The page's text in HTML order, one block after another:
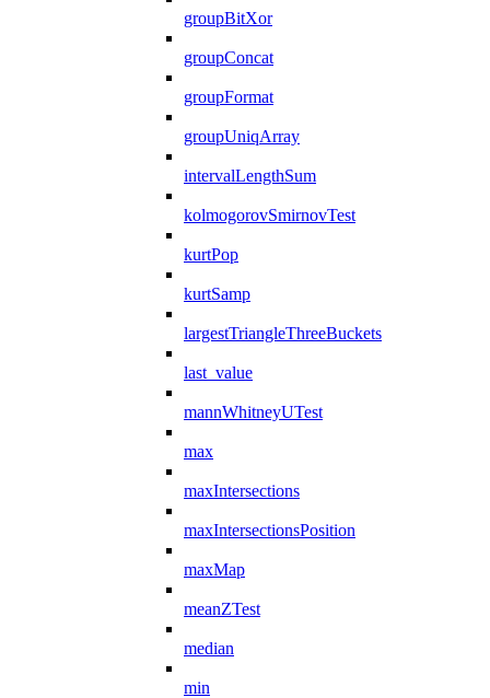
groupBitXor
groupConcat
groupFormat
groupUniqArray
intervalLengthSum
kolmogorovSmirnovTest
kurtPop
kurtSamp
largestTriangleThreeBuckets
last_value
mannWhitneyUTest
max
maxIntersections
maxIntersectionsPosition
maxMap
meanZTest
median
min